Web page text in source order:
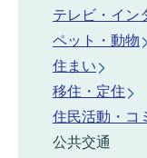
テレビ・イン
ペット・動物
住まい
移住・定住
住民活動・コ
公共交通